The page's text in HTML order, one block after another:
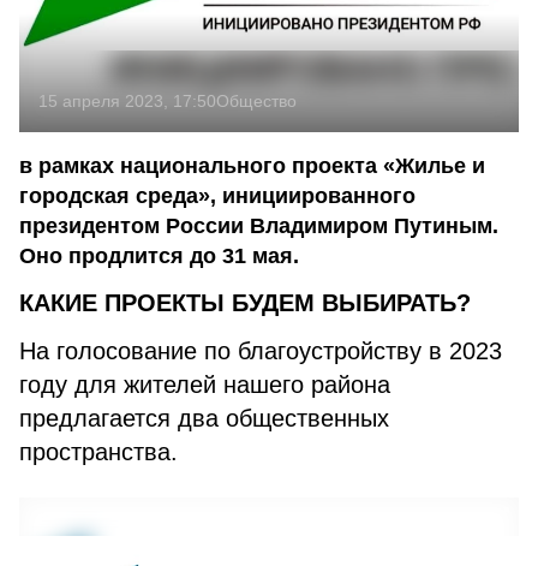
15 апреля 2023, 17:50Общество
в рамках национального проекта «Жилье и
городская среда», инициированного
президентом России Владимиром Путиным.
Оно продлится до 31 мая.
КАКИЕ ПРОЕКТЫ БУДЕМ ВЫБИРАТЬ?
На голосование по благоустройству в 2023
году для жителей нашего района
предлагается два общественных
пространства.